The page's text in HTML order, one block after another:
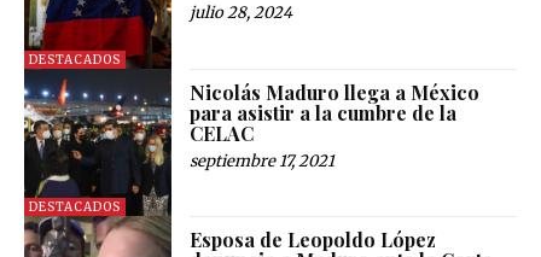
DESTACADOS
julio 28, 2024
DESTACADOS
Nicolás Maduro llega a México
para asistir a la cumbre de la
CELAC
septiembre 17, 2021
Esposa de Leopoldo López